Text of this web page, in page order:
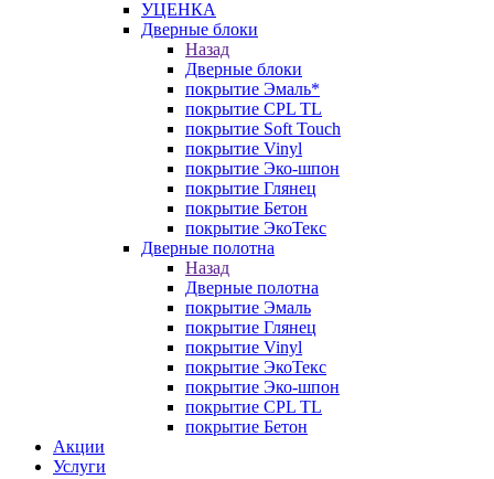
УЦЕНКА
Дверные блоки
Назад
Дверные блоки
покрытие Эмаль*
покрытие CPL TL
покрытие Soft Touch
покрытие Vinyl
покрытие Эко-шпон
покрытие Глянец
покрытие Бетон
покрытие ЭкоТекс
Дверные полотна
Назад
Дверные полотна
покрытие Эмаль
покрытие Глянец
покрытие Vinyl
покрытие ЭкоТекс
покрытие Эко-шпон
покрытие CPL TL
покрытие Бетон
Акции
Услуги